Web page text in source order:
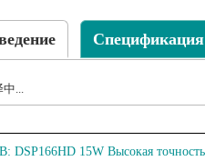
Спецификация
中...